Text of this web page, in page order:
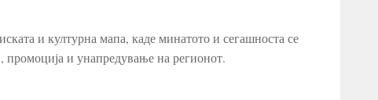
и културна мапа, каде минатото и сегашноста се
промоција и унапредување на регионот.